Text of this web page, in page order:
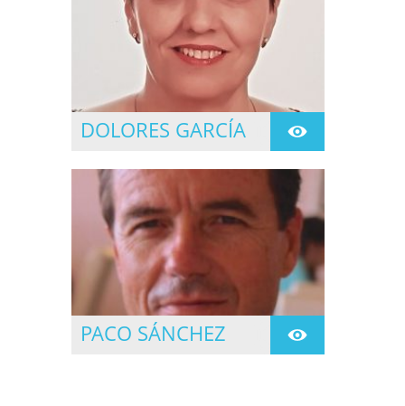
DOLORES GARCÍA
PRACTICA DE YOGA EN
1997 SIGUIENDO LA
FORMACIÓN EN EL
CENTRO DE YOGA
NAMASTE DE
CORNELLA DE LL. EN
PACO SÁNCHEZ